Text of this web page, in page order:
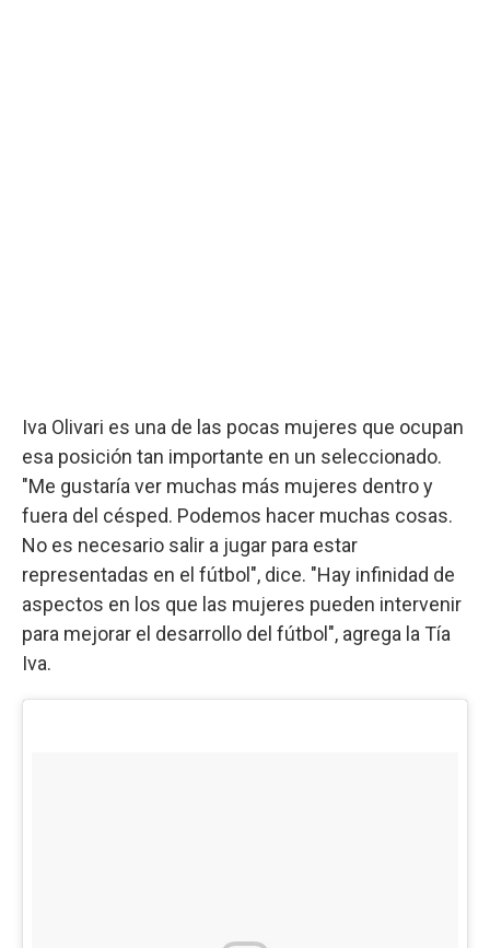
Iva Olivari es una de las pocas mujeres que ocupan
esa posición tan importante en un seleccionado.
"Me gustaría ver muchas más mujeres dentro y
fuera del césped. Podemos hacer muchas cosas.
No es necesario salir a jugar para estar
representadas en el fútbol", dice. "Hay infinidad de
aspectos en los que las mujeres pueden intervenir
para mejorar el desarrollo del fútbol", agrega la Tía
Iva.